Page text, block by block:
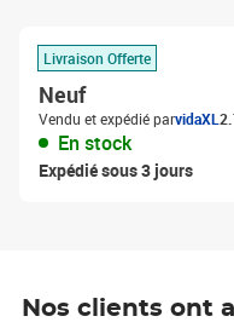
Livraison Offerte
Neuf
Vendu et expédié parvidaXL
En stock
Expédié sous 3 jours
Nos clients ont